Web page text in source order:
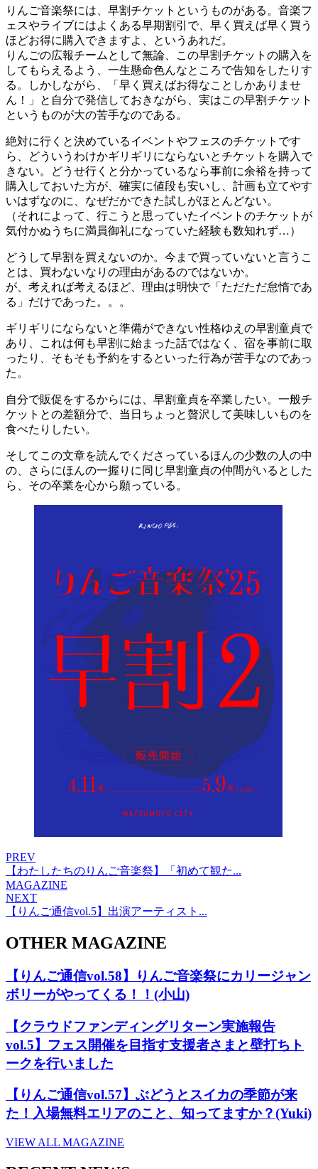
りんご音楽祭には、早割チケットというものがある。音楽フ
ェスやライブにはよくある早期割引で、早く買えば早く買う
ほどお得に購入できますよ、というあれだ。
りんごの広報チームとして無論、この早割チケットの購入を
してもらえるよう、一生懸命色んなところで告知をしたりす
る。しかしながら、「早く買えばお得なことしかありませ
ん！」と自分で発信しておきながら、実はこの早割チケット
というものが大の苦手なのである。
絶対に行くと決めているイベントやフェスのチケットです
ら、どういうわけかギリギリにならないとチケットを購入で
きない。どうせ行くと分かっているなら事前に余裕を持って
購入しておいた方が、確実に値段も安いし、計画も立てやす
いはずなのに、なぜだかできた試しがほとんどない。
（それによって、行こうと思っていたイベントのチケットが
気付かぬうちに満員御礼になっていた経験も数知れず…）
どうして早割を買えないのか。今まで買っていないと言うこ
とは、買わないなりの理由があるのではないか。
が、考えれば考えるほど、理由は明快で「ただただ怠惰であ
る」だけであった。。。
ギリギリにならないと準備ができない性格ゆえの早割童貞で
あり、これは何も早割に始まった話ではなく、宿を事前に取
ったり、そもそも予約をするといった行為が苦手なのであっ
た。
自分で販促をするからには、早割童貞を卒業したい。一般チ
ケットとの差額分で、当日ちょっと贅沢して美味しいものを
食べたりしたい。
そしてこの文章を読んでくださっているほんの少数の人の中
の、さらにほんの一握りに同じ早割童貞の仲間がいるとした
ら、その卒業を心から願っている。
PREV
【わたしたちのりんご音楽祭】「初めて観た...
MAGAZINE
NEXT
【りんご通信vol.5】出演アーティスト...
OTHER MAGAZINE
【りんご通信vol.58】りんご音楽祭にカリージャン
ボリーがやってくる！！(小山)
【クラウドファンディングリターン実施報告
vol.5】フェス開催を目指す支援者さまと壁打ちト
ークを行いました
【りんご通信vol.57】ぶどうとスイカの季節が来
た！入場無料エリアのこと、知ってますか？(Yuki)
VIEW ALL MAGAZINE